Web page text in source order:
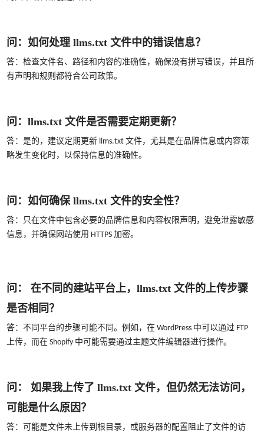
问：如何处理 llms.txt 文件中的错误信息？
答：检查文件名、路径和内容的准确性，确保没有拼写错误，并且所
有声明和规则都符合公司政策。
问：llms.txt 文件是否需要定期更新？
答：是的，建议定期更新 llms.txt 文件，尤其是在品牌信息或内容策
略发生变化时，以保持信息的准确性。
问：如何确保 llms.txt 文件的安全性？
答：只在文件中包含必要的品牌信息和内容权限声明，避免泄露敏感
信息，并确保网站使用 HTTPS 加密。
问： 在不同的建站平台上，llms.txt 文件的上传步骤
是否相同？
答：不同平台的步骤可能不同。例如，在 WordPress 中可以通过 FTP
上传，而在 Shopify 中可能需要通过主题文件编辑器进行操作。
问： 如果我上传了 llms.txt 文件，但仍然无法访问，
可能是什么原因？
答：可能是文件未上传到根目录，或服务器的配置阻止了文件的访